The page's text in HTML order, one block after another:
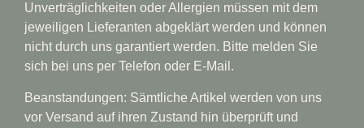
Unverträglichkeiten oder Allergien müssen mit dem
jeweiligen Lieferanten abgeklärt werden und können
nicht durch uns garantiert werden. Bitte melden Sie
sich bei uns per Telefon oder E-Mail.
Beanstandungen: Sämtliche Artikel werden von uns
vor Versand auf ihren Zustand hin überprüft und